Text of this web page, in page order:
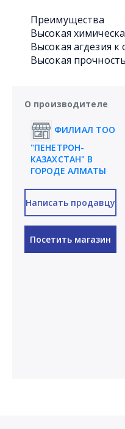
Преимущества
Высокая
Высокая агдезия
Высокая прочность
О производителе
ФИЛИАЛ ТОО
"ПЕНЕТРОН-
КАЗАХСТАН" В
ГОРОДЕ АЛМАТЫ
Написать продавцу
Посетить магазин